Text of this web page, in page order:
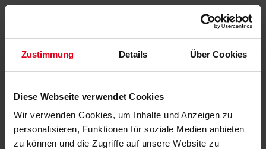
Zustimmung Details Über Cookies
Diese Webseite verwendet Cookies
Wir verwenden Cookies, um Inhalte und Anzeigen zu
personalisieren, Funktionen für soziale Medien anbieten
zu können und die Zugriffe auf unsere Website zu